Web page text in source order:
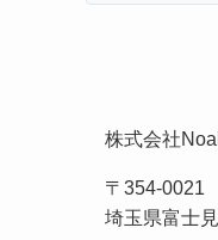
株式会社
〒354-0021
埼玉県富士